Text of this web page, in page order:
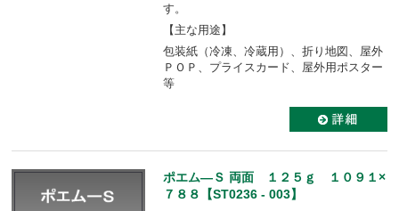
す。
【主な用途】
包装紙（冷凍、冷蔵用）、折り地図、屋外
ＰＯＰ、プライスカード、屋外用ポスター
等
ポエム―Ｓ 両面 １２５ｇ １０９１×
７８８【ST0236 - 003】